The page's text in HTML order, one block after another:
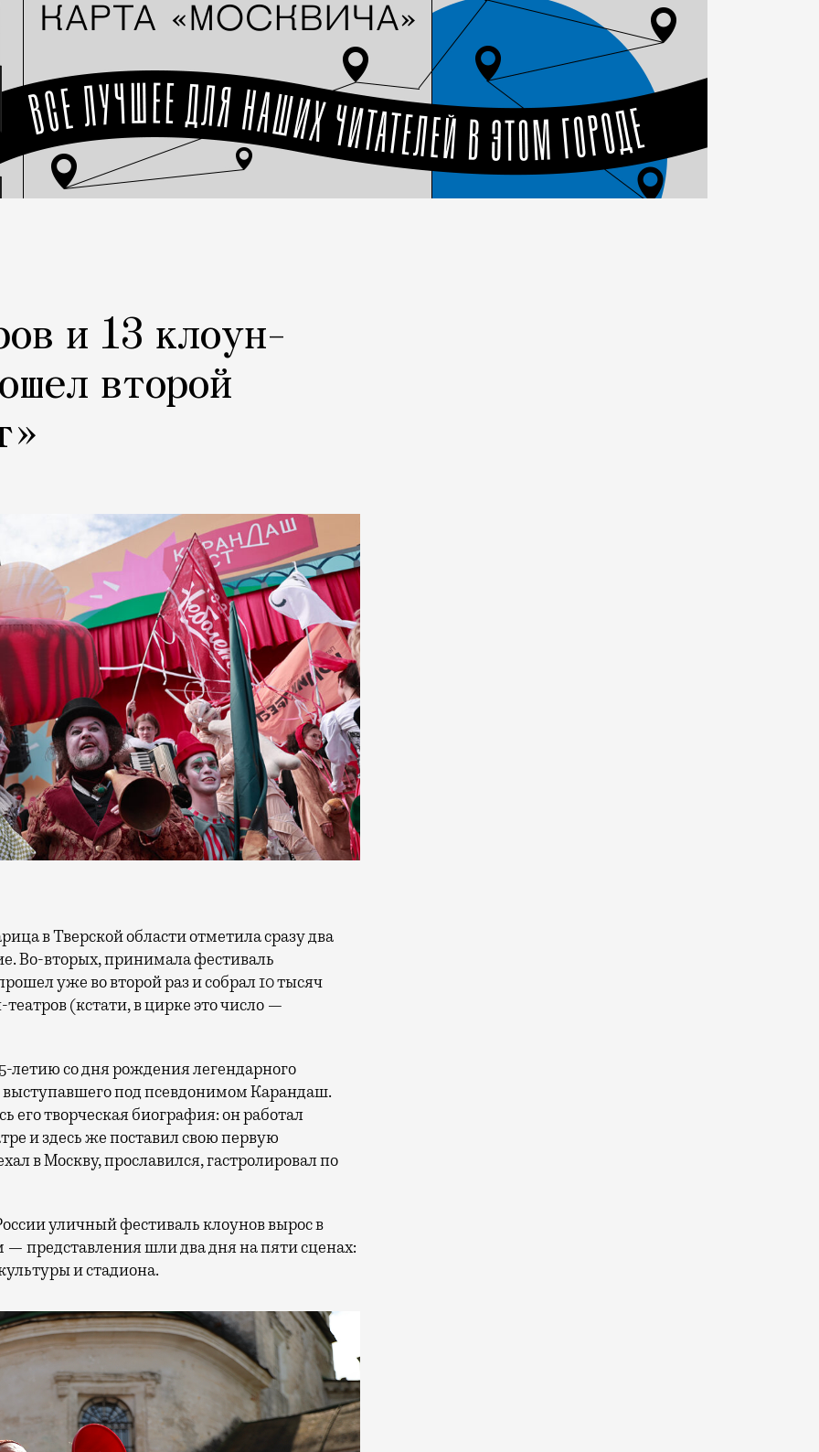
и 13 клоун-
второй
Во-вторых, принимала фестиваль
уже во второй раз и собрал 10 тысяч
(кстати, в цирке это число —
летию со дня рождения легендарного
под псевдонимом Карандаш.
его творческая биография: он работал
и здесь же поставил свою первую
в Москву, прославился, гастролировал по
уличный фестиваль клоунов вырос в
представления шли два дня на пяти сценах:
и стадиона.